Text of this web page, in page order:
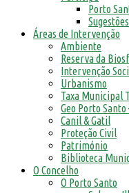
Porto
Áreas de Intervenção
Ambiente
Reserva da
Intervenção
Urbanismo
Taxa Municipal
Geo Porto
Canil & Gatil
Proteção Civil
Património
Biblioteca
O Concelho
O Porto Santo